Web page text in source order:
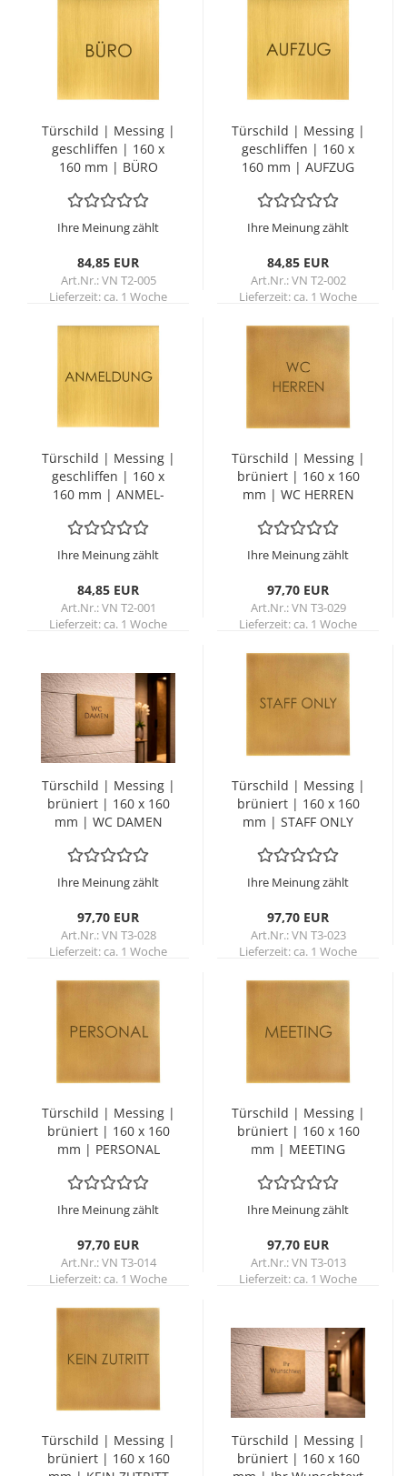
Tür­schild | Mes­sing |
ge­schlif­fen | 160 x
160 mm | BÜRO
Ihre Meinung zählt
84,85 EUR
Art.Nr.: VN T2-005
Lieferzeit:ca. 1 Woche
Tür­schild | Mes­sing |
ge­schlif­fen | 160 x
160 mm | AUF­ZUG
Ihre Meinung zählt
84,85 EUR
Art.Nr.: VN T2-002
Lieferzeit:ca. 1 Woche
Tür­schild | Mes­sing |
ge­schlif­fen | 160 x
160 mm | AN­MEL­
Ihre Meinung zählt
84,85 EUR
Art.Nr.: VN T2-001
Lieferzeit:ca. 1 Woche
Tür­schild | Mes­sing |
brü­niert | 160 x 160
mm | WC HER­REN
Ihre Meinung zählt
97,70 EUR
Art.Nr.: VN T3-029
Lieferzeit:ca. 1 Woche
Tür­schild | Mes­sing |
brü­niert | 160 x 160
mm | WC DAMEN
Ihre Meinung zählt
97,70 EUR
Art.Nr.: VN T3-028
Lieferzeit:ca. 1 Woche
Tür­schild | Mes­sing |
brü­niert | 160 x 160
mm | STAFF ONLY
Ihre Meinung zählt
97,70 EUR
Art.Nr.: VN T3-023
Lieferzeit:ca. 1 Woche
Tür­schild | Mes­sing |
brü­niert | 160 x 160
mm | PER­SO­NAL
Ihre Meinung zählt
97,70 EUR
Art.Nr.: VN T3-014
Lieferzeit:ca. 1 Woche
Tür­schild | Mes­sing |
brü­niert | 160 x 160
mm | MEE­TING
Ihre Meinung zählt
97,70 EUR
Art.Nr.: VN T3-013
Lieferzeit:ca. 1 Woche
Tür­schild | Mes­sing |
brü­niert | 160 x 160
Tür­schild | Mes­sing |
brü­niert | 160 x 160